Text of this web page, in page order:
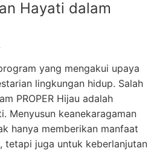
Hayati dalam
yang mengakui upaya
lingkungan hidup. Salah
PROPER Hijau adalah
Menyusun keanekaragaman
hanya memberikan manfaat
tetapi juga untuk keberlanjutan